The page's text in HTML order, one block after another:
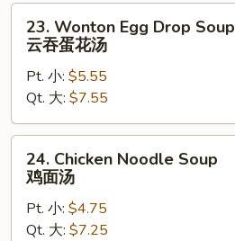
汤
Wonton
Egg
Drop
Soup
云
吞
23. Wonton Egg Drop Soup
云吞蛋花汤
Pt. 小: $5.55
Qt. 大: $7.55
Chicken
Noodle
Soup
24. Chicken Noodle Soup
鸡面汤
Pt. 小: $4.75
Qt. 大: $7.25